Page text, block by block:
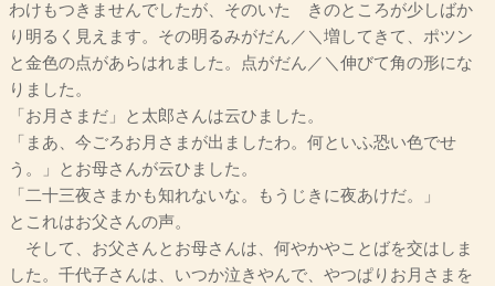
わけもつきませんでしたが、そのいたゞきのところが少しばか
り明るく見えます。その明るみがだん／＼増してきて、ポツン
と金色の点があらはれました。点がだん／＼伸びて角の形にな
りました。
「お月さまだ」と太郎さんは云ひました。
「まあ、今ごろお月さまが出ましたわ。何といふ恐い色でせ
う。」とお母さんが云ひました。
「二十三夜さまかも知れないな。もうじきに夜あけだ。」
とこれはお父さんの声。
そして、お父さんとお母さんは、何やかやことばを交はしま
した。千代子さんは、いつか泣きやんで、やつぱりお月さまを